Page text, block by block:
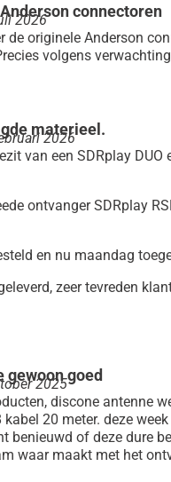
connectoren
2026
de originele Anderson
volgens
materieel.
2026
van een SDRplay DUO
ontvanger SDRplay
en nu maandag
zeer tevreden
gewoon goed
2025
discone antenne
20 meter. deze
benieuwd of deze dure
waar maakt met het